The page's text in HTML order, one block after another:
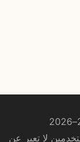
لا تعبر عن